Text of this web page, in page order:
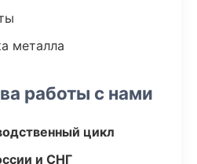
металла
работы с нами
цикл
и СНГ